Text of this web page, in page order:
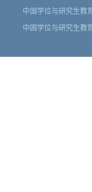
中国学位与研究生教
中国学位与研究生教